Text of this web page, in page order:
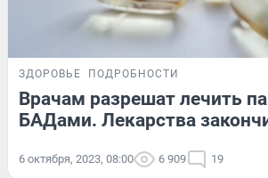
ЗДОРОВЬЕ ПОДРОБНОСТИ
Врачам разрешат лечить
БАДами. Лекарства
6 октября, 2023, 08:00 6 909 19